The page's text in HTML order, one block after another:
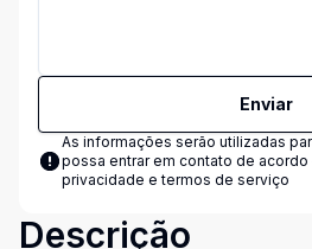
Enviar
As informações serão utilizadas
possa entrar em contato de acordo
privacidade e termos de serviço
Descrição